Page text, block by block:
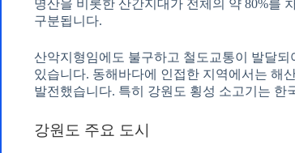
명산을 비롯한 산간지대가 전체의 약 80%를
구분됩니다.
산악지형임에도 불구하고 철도교통이 발달
있습니다. 동해바다에 인접한 지역에서는 해
발전했습니다. 특히 강원도 횡성 소고기는 한
강원도 주요 도시